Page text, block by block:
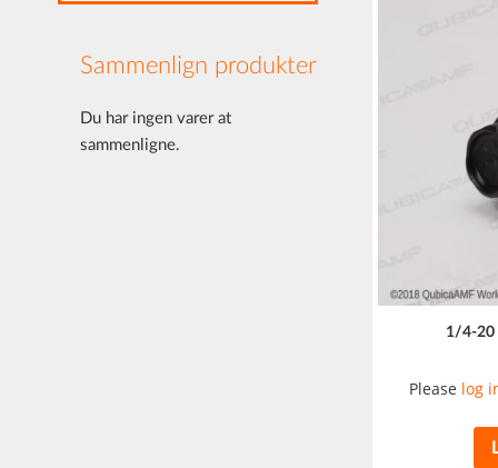
1/4-20
Please log
Sammenlign produkter
Du har ingen varer at
sammenligne.